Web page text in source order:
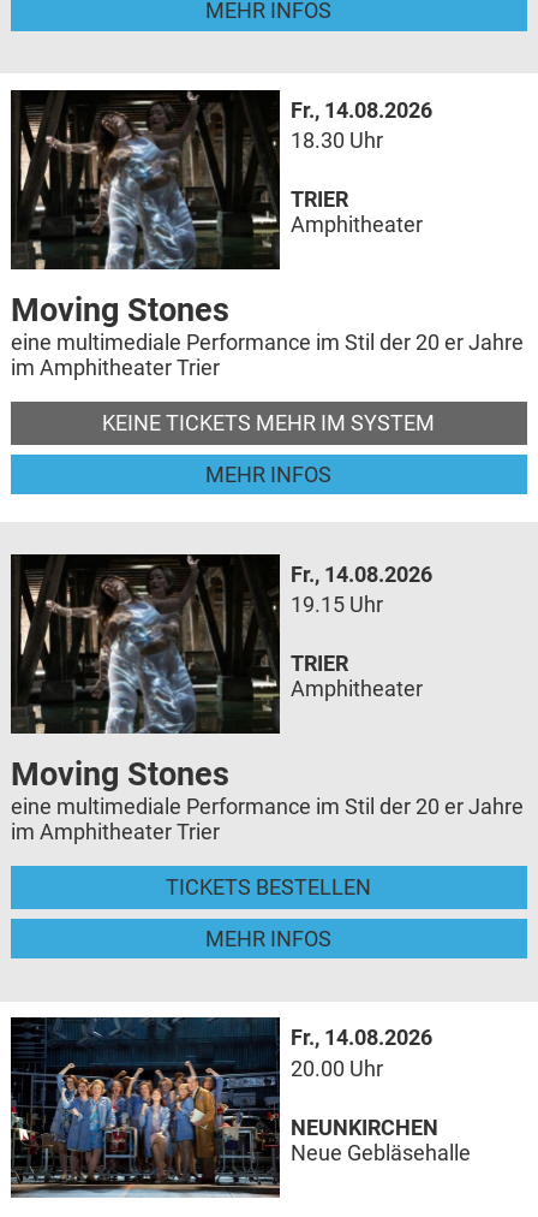
MEHR INFOS
Fr., 14.08.2026
18.30 Uhr
Moving Stones
eine multimediale Performance im Stil der 20 er Jahre
im Amphitheater Trier
KEINE TICKETS MEHR IM SYSTEM
MEHR INFOS
TRIER
Amphitheater
Fr., 14.08.2026
19.15 Uhr
Moving Stones
eine multimediale Performance im Stil der 20 er Jahre
im Amphitheater Trier
TICKETS BESTELLEN
MEHR INFOS
TRIER
Amphitheater
Fr., 14.08.2026
20.00 Uhr
NEUNKIRCHEN
Neue Gebläsehalle